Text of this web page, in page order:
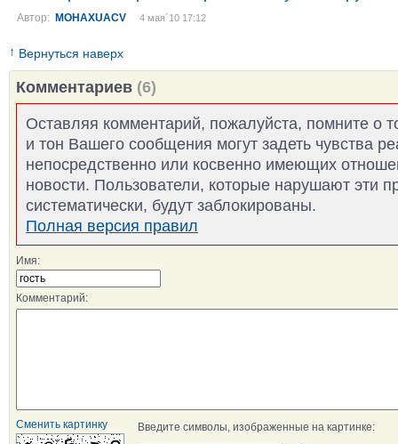
Автор: MOHAXUACV 4 мая´10 17:12
↑ Вернуться наверх
Комментариев (6)
Оставляя комментарий, пожалуйста, помните о
и тон Вашего сообщения могут задеть чувства
непосредственно или косвенно имеющих
новости. Пользователи, которые нарушают эти
систематически, будут заблокированы.
Полная версия правил
Имя:
Комментарий:
Сменить картинку Введите символы, изображенные на картинке: